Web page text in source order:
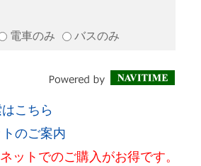
こちら
のご案内
ットでのご購入がお得です。